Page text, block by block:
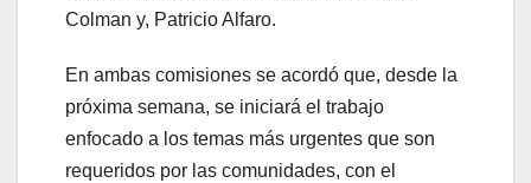
Colman y, Patricio Alfaro.
En ambas comisiones se acordó que, desde la
próxima semana, se iniciará el trabajo
enfocado a los temas más urgentes que son
requeridos por las comunidades, con el